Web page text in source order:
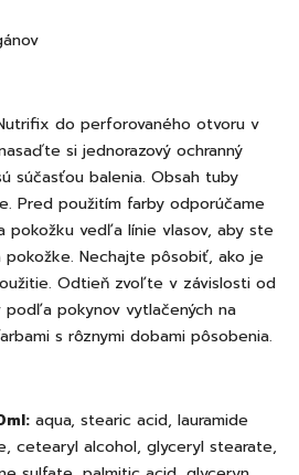
do perforovaného otvoru v
si jednorazový ochranný
súčasťou balenia. Obsah tuby
Pred použitím farby odporúčame
pokožku vedľa línie vlasov, aby ste
pokožke. Nechajte pôsobiť, ako je
Odtieň zvoľte v závislosti od
podľa pokynov vytlačených na
s rôznymi dobami pôsobenia.
aqua, stearic acid, lauramide
cetearyl alcohol, glyceryl stearate,